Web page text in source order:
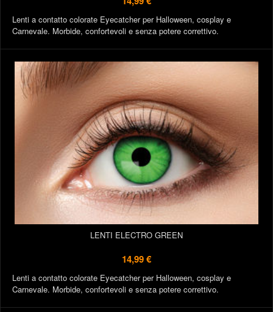
Lenti a contatto colorate Eyecatcher per Halloween, cosplay e
Carnevale. Morbide, confortevoli e senza potere correttivo.
LENTI ELECTRO GREEN
14,99 €
Lenti a contatto colorate Eyecatcher per Halloween, cosplay e
Carnevale. Morbide, confortevoli e senza potere correttivo.